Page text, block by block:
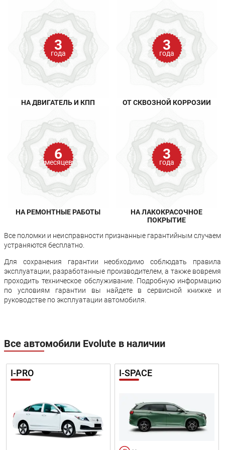
3
года
НА ДВИГАТЕЛЬ И КПП
3
года
ОТ СКВОЗНОЙ КОРРОЗИИ
6
месяцев
НА РЕМОНТНЫЕ РАБОТЫ
3
года
НА ЛАКОКРАСОЧНОЕ
ПОКРЫТИЕ
Все поломки и неисправности признанные гарантийным случаем
устраняются бесплатно.
Для сохранения гарантии необходимо соблюдать правила
эксплуатации, разработанные производителем, а также вовремя
проходить техническое обслуживание. Подробную информацию
по условиям гарантии вы найдете в сервисной книжке и
руководстве по эксплуатации автомобиля.
Все автомобили Evolute в наличии
I-PRO I-SPACE